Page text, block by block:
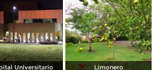
Universitario Limonero